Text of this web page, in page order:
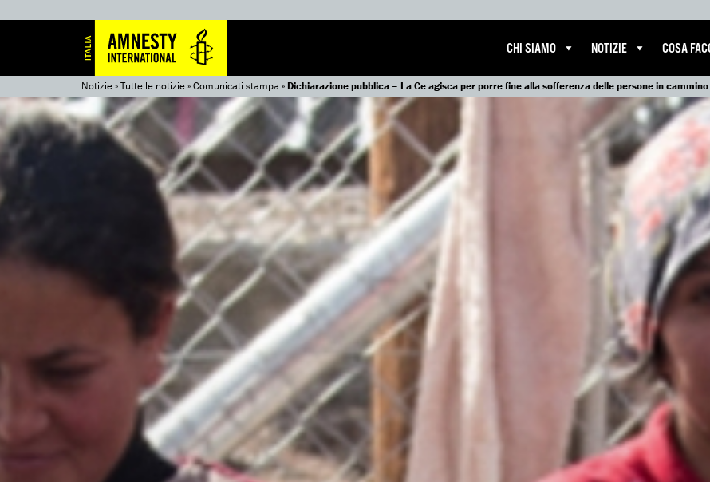
CHI SIAMO NOTIZIE COSA
Notizie»Tutte le notizie»Comunicati stampa »Dichiarazione pubblica – La Ce agisca per porre fine alla sofferenza delle persone in